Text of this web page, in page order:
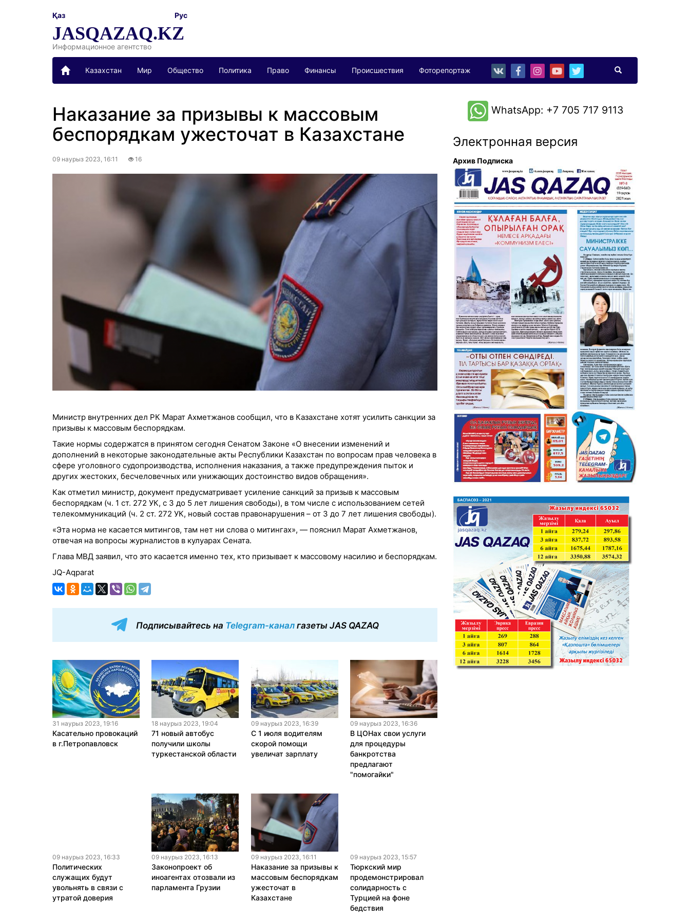
Қаз Рус
JASQAZAQ.KZ
Информационное агентство
Казахстан Мир Общество Политика Право Финансы Происшествия Фоторепортаж
Наказание за призывы к массовым
беспорядкам ужесточат в Казахстане
09 наурыз 2023, 16:11 16
Министр внутренних дел РК Марат Ахметжанов сообщил, что в Казахстане хотят усилить санкции за
призывы к массовым беспорядкам.
Такие нормы содержатся в принятом сегодня Сенатом Законе «О внесении изменений и
дополнений в некоторые законодательные акты Республики Казахстан по вопросам прав человека в
сфере уголовного судопроизводства, исполнения наказания, а также предупреждения пыток и
других жестоких, бесчеловечных или унижающих достоинство видов обращения».
Как отметил министр, документ предусматривает усиление санкций за призыв к массовым
беспорядкам (ч. 1 ст. 272 УК, с 3 до 5 лет лишения свободы), в том числе с использованием сетей
телекоммуникаций (ч. 2 ст. 272 УК, новый состав правонарушения – от 3 до 7 лет лишения свободы).
«Эта норма не касается митингов, там нет ни слова о митингах», — пояснил Марат Ахметжанов,
отвечая на вопросы журналистов в кулуарах Сената.
Глава МВД заявил, что это касается именно тех, кто призывает к массовому насилию и беспорядкам.
JQ-Aqparat
Подписывайтесь на Telegram-каналгазеты JAS QAZAQ
31 наурыз 2023, 19:16
Касательно провокаций
в г.Петропавловск
18 наурыз 2023, 19:04
71 новый автобус
получили школы
туркестанской области
09 наурыз 2023, 16:39
С 1 июля водителям
скорой помощи
увеличат зарплату
09 наурыз 2023, 16:36
В ЦОНах свои услуги
для процедуры
банкротства
предлагают
"помогайки"
09 наурыз 2023, 16:33
Политических
служащих будут
увольнять в связи с
утратой доверия
09 наурыз 2023, 16:13
Законопроект об
иноагентах отозвали из
парламента Грузии
09 наурыз 2023, 16:11
Наказание за призывы к
массовым беспорядкам
ужесточат в
Казахстане
09 наурыз 2023, 15:57
Тюркский мир
продемонстрировал
солидарность с
Турцией на фоне
бедствия
WhatsApp: +7 705 717 9113
Электронная версия
Архив Подписка